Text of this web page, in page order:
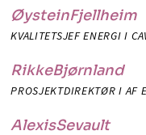
ØysteinFjellheim
KVALITETSJEF ENERGI I
RikkeBjørnland
PROSJEKTDIREKTØR I AF
AlexisSevault